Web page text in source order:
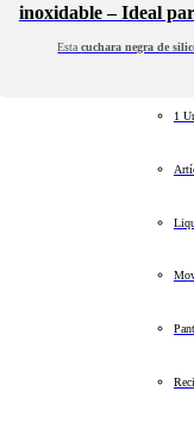
inoxidable – Ideal
Estacuchara negra de
1